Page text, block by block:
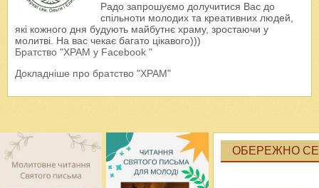
Радо запрошуємо долучитися Вас до
спільноти молодих та креативних людей,
які кожного дня будують майбутнє храму, зростаючи у
молитві. На вас чекає багато цікавого)))
Братство "ХРАМ у Facebook "
Докладніше про братство "ХРАМ"
ОБЕРЕЖНО